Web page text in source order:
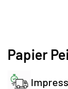
Papier